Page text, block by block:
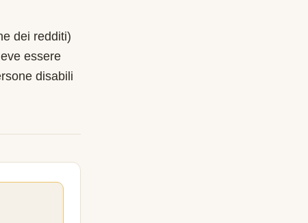
dei redditi)
essere
disabili